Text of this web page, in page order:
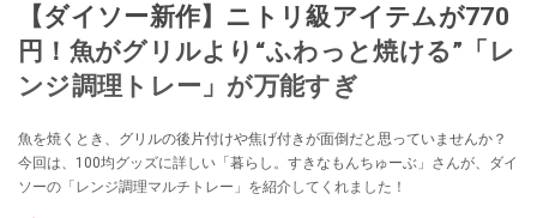
【ダイソー新作】ニトリ級アイテムが770
円！魚がグリルより“ふわっと焼ける”「レ
ンジ調理トレー」が万能すぎ
魚を焼くとき、グリルの後片付けや焦げ付きが面倒だと思っていませんか？
今回は、100均グッズに詳しい「暮らし。すきなもんちゅーぶ」さんが、ダイ
ソーの「レンジ調理マルチトレー」を紹介してくれました！